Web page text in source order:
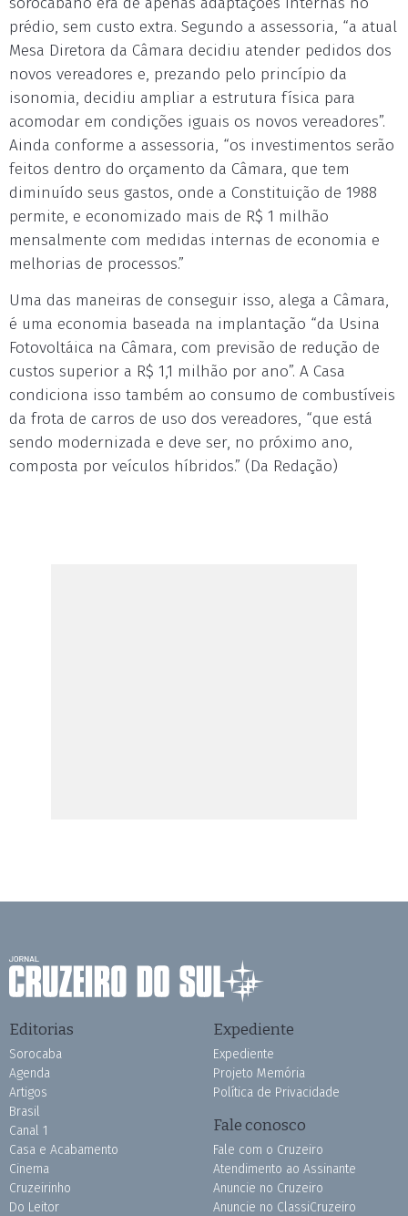
prédio, sem custo extra. Segundo a assessoria, “a atual
Mesa Diretora da Câmara decidiu atender pedidos dos
novos vereadores e, prezando pelo princípio da
isonomia, decidiu ampliar a estrutura física para
acomodar em condições iguais os novos vereadores”.
Ainda conforme a assessoria, “os investimentos serão
feitos dentro do orçamento da Câmara, que tem
diminuído seus gastos, onde a Constituição de 1988
permite, e economizado mais de R$ 1 milhão
mensalmente com medidas internas de economia e
melhorias de processos.”
Uma das maneiras de conseguir isso, alega a Câmara,
é uma economia baseada na implantação “da Usina
Fotovoltáica na Câmara, com previsão de redução de
custos superior a R$ 1,1 milhão por ano”. A Casa
condiciona isso também ao consumo de combustíveis
da frota de carros de uso dos vereadores, “que está
sendo modernizada e deve ser, no próximo ano,
composta por veículos híbridos.” (Da Redação)
Editorias
Sorocaba
Agenda
Artigos
Brasil
Canal 1
Casa e Acabamento
Cinema
Cruzeirinho
Do Leitor
Expediente
Expediente
Projeto Memória
Política de Privacidade
Fale conosco
Fale com o Cruzeiro
Atendimento ao Assinante
Anuncie no Cruzeiro
Anuncie no ClassiCruzeiro